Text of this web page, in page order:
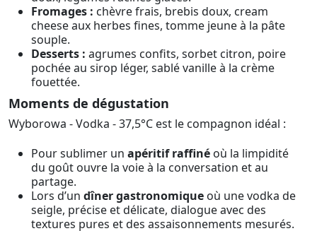
Fromages : chèvre frais, brebis doux, cream
cheese aux herbes fines, tomme jeune à la pâte
souple.
Desserts : agrumes confits, sorbet citron, poire
pochée au sirop léger, sablé vanille à la crème
fouettée.
Moments de dégustation
Wyborowa - Vodka - 37,5°C est le compagnon idéal :
Pour sublimer un apéritif raffiné où la limpidité
du goût ouvre la voie à la conversation et au
partage.
Lors d’un dîner gastronomique où une vodka de
seigle, précise et délicate, dialogue avec des
textures pures et des assaisonnements mesurés.